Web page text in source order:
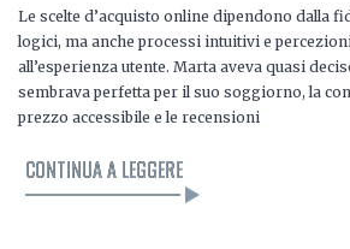
Le scelte d’acquisto online dipendono dalla
logici, ma anche processi intuitivi e
all’esperienza utente. Marta aveva quasi
sembrava perfetta per il suo soggiorno, la
prezzo accessibile e le recensioni
CONTINUA A LEGGERE